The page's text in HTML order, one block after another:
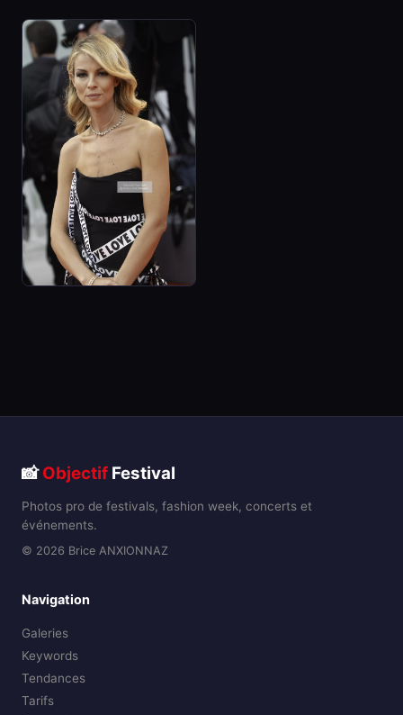
📸Objectif Festival
Photos pro de festivals, fashion week, concerts et
événements.
© 2026 Brice ANXIONNAZ
Navigation
Galeries
Keywords
Tendances
Tarifs